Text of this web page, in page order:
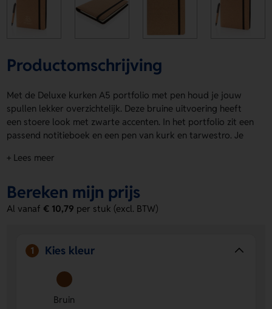
Productomschrijving
Met de Deluxe kurken A5 portfolio met pen houd je jouw
spullen lekker overzichtelijk. Deze bruine uitvoering heeft
een stoere look met zwarte accenten. In het portfolio zit een
passend notitieboek en een pen van kurk en tarwestro. Je
papier, 1 groot insteekvak, een telefoonvak, 2 kaarthouders
elkaar. De Deluxe kurken A5 portfolio met pen wordt
geleverd in een kraft geschenkdoos. Laat jouw logo, naam
of eigen ontwerp aanbrengen op de clip, Voorzijde
Achterzijde bovenaan, Achterzijde onderaan, Achterzijde
midden of op het notitieboek. Bestel of vraag een prijs op.
Voordelen van de Deluxe kurken A5
portfolio met pen
+ Lees meer
Bereken mijn prijs
Al vanaf€ 10,79 per stuk (excl. BTW)
1 Kies kleur
Bruin